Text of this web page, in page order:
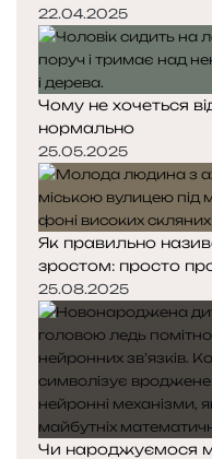
22.04.2025
Чому не хочеться
нормально
25.05.2025
Як правильно
зростом: просто
25.08.2025
Чи народжуємося